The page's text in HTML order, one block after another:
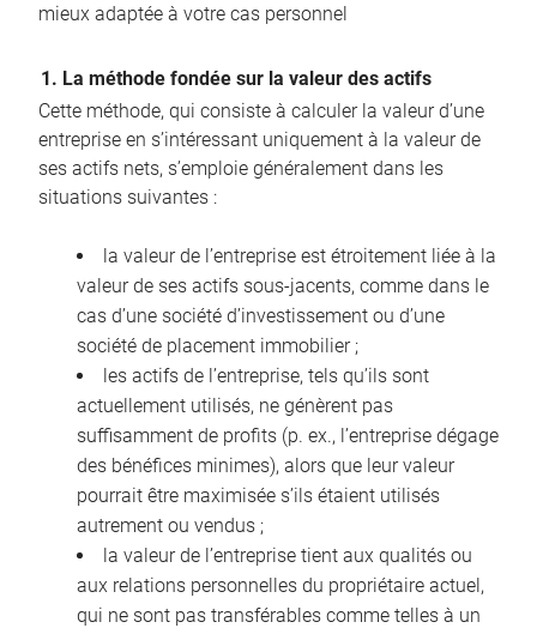
mieux adaptée à votre cas personnel
1. La méthode fondée sur la valeur des actifs
Cette méthode, qui consiste à calculer la valeur d’une
entreprise en s’intéressant uniquement à la valeur de
ses actifs nets, s’emploie généralement dans les
situations suivantes :
la valeur de l’entreprise est étroitement liée à la
valeur de ses actifs sous-jacents, comme dans le
cas d’une société d’investissement ou d’une
société de placement immobilier ;
les actifs de l’entreprise, tels qu’ils sont
actuellement utilisés, ne génèrent pas
suffisamment de profits (p. ex., l’entreprise dégage
des bénéfices minimes), alors que leur valeur
pourrait être maximisée s’ils étaient utilisés
autrement ou vendus ;
la valeur de l’entreprise tient aux qualités ou
aux relations personnelles du propriétaire actuel,
qui ne sont pas transférables comme telles à un